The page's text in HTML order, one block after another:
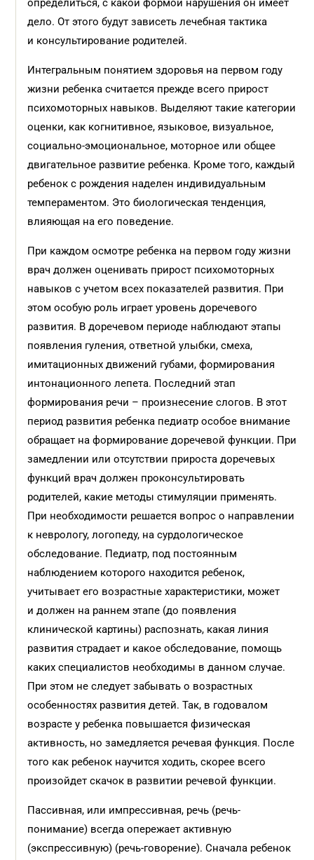
определиться, с какой формой нарушения он имеет
дело. От этого будут зависеть лечебная тактика
и консультирование родителей.
Интегральным понятием здоровья на первом году
жизни ребенка считается прежде всего прирост
психомоторных навыков. Выделяют такие категории
оценки, как когнитивное, языковое, визуальное,
социально-эмоциональное, моторное или общее
двигательное развитие ребенка. Кроме того, каждый
ребенок с рождения наделен индивидуальным
темпераментом. Это биологическая тенденция,
влияющая на его поведение.
При каждом осмотре ребенка на первом году жизни
врач должен оценивать прирост психомоторных
навыков с учетом всех показателей развития. При
этом особую роль играет уровень доречевого
развития. В доречевом периоде наблюдают этапы
появления гуления, ответной улыбки, смеха,
имитационных движений губами, формирования
интонационного лепета. Последний этап
формирования речи – произнесение слогов. В этот
период развития ребенка педиатр особое внимание
обращает на формирование доречевой функции. При
замедлении или отсутствии прироста доречевых
функций врач должен проконсультировать
родителей, какие методы стимуляции применять.
При необходимости решается вопрос о направлении
к неврологу, логопеду, на сурдологическое
обследование. Педиатр, под постоянным
наблюдением которого находится ребенок,
учитывает его возрастные характеристики, может
и должен на раннем этапе (до появления
клинической картины) распознать, какая линия
развития страдает и какое обследование, помощь
каких специалистов необходимы в данном случае.
При этом не следует забывать о возрастных
особенностях развития детей. Так, в годовалом
возрасте у ребенка повышается физическая
активность, но замедляется речевая функция. После
того как ребенок научится ходить, скорее всего
произойдет скачок в развитии речевой функции.
Пассивная, или импрессивная, речь (речь-
понимание) всегда опережает активную
(экспрессивную) (речь-говорение). Сначала ребенок